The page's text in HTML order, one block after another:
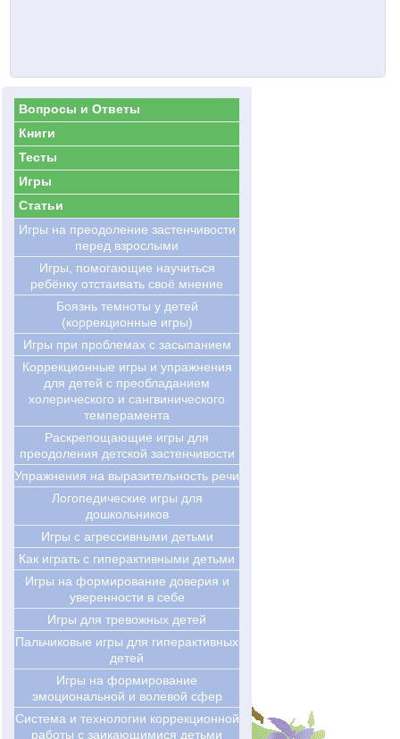
Вопросы и Ответы
Книги
Тесты
Игры
Статьи
Игры на преодоление застенчивости
перед взрослыми
Игры, помогающие научиться
ребёнку отстаивать своё мнение
Боязнь темноты у детей
(коррекционные игры)
Игры при проблемах с засыпанием
Коррекционные игры и упражнения
для детей с преобладанием
холерического и сангвинического
темперамента
Раскрепощающие игры для
преодоления детской застенчивости
Упражнения на выразительность речи
Логопедические игры для
дошкольников
Игры с агрессивными детьми
Как играть с гиперактивными детьми
Игры на формирование доверия и
уверенности в себе
Игры для тревожных детей
Пальчиковые игры для гиперактивных
детей
Игры на формирование
эмоциональной и волевой сфер
Система и технологии коррекционной
работы с заикающимися детьми